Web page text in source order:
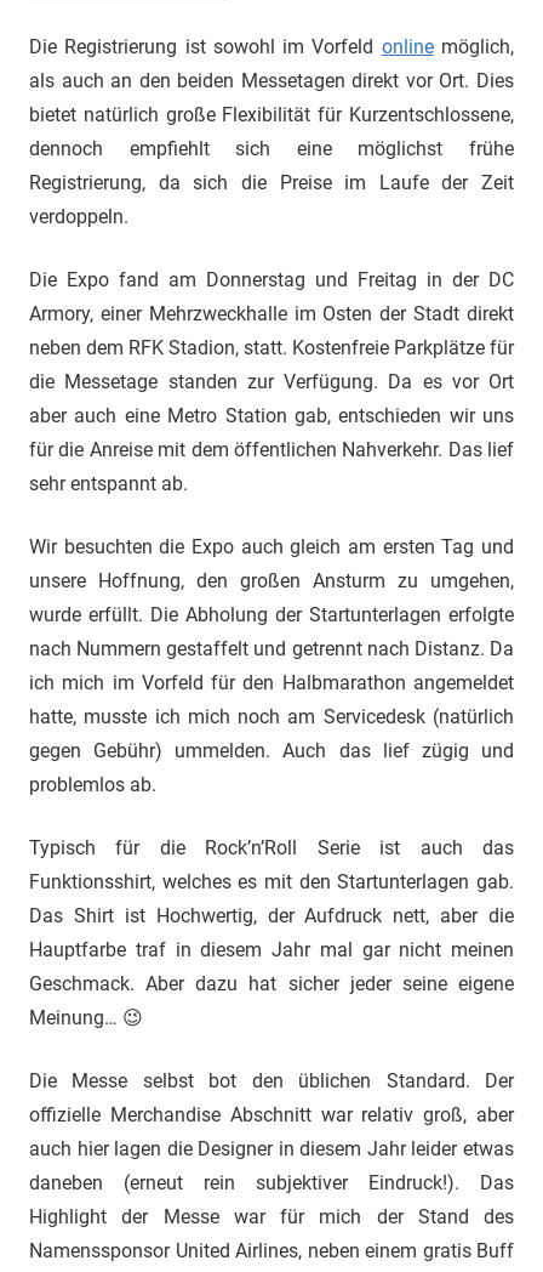
Die Registrierung ist sowohl im Vorfeld onlinemöglich,
als auch an den beiden Messetagen direkt vor Ort. Dies
bietet natürlich große Flexibilität für Kurzentschlossene,
dennoch empfiehlt sich eine möglichst frühe
Registrierung, da sich die Preise im Laufe der Zeit
verdoppeln.
Die Expo fand am Donnerstag und Freitag in der DC
Armory, einer Mehrzweckhalle im Osten der Stadt direkt
neben dem RFK Stadion, statt. Kostenfreie Parkplätze für
die Messetage standen zur Verfügung. Da es vor Ort
aber auch eine Metro Station gab, entschieden wir uns
für die Anreise mit dem öffentlichen Nahverkehr. Das lief
sehr entspannt ab.
Wir besuchten die Expo auch gleich am ersten Tag und
unsere Hoffnung, den großen Ansturm zu umgehen,
wurde erfüllt. Die Abholung der Startunterlagen erfolgte
nach Nummern gestaffelt und getrennt nach Distanz. Da
ich mich im Vorfeld für den Halbmarathon angemeldet
hatte, musste ich mich noch am Servicedesk (natürlich
gegen Gebühr) ummelden. Auch das lief zügig und
problemlos ab.
Typisch für die Rock’n’Roll Serie ist auch das
Funktionsshirt, welches es mit den Startunterlagen gab.
Das Shirt ist Hochwertig, der Aufdruck nett, aber die
Hauptfarbe traf in diesem Jahr mal gar nicht meinen
Geschmack. Aber dazu hat sicher jeder seine eigene
Meinung… 😉
Die Messe selbst bot den üblichen Standard. Der
offizielle Merchandise Abschnitt war relativ groß, aber
auch hier lagen die Designer in diesem Jahr leider etwas
daneben (erneut rein subjektiver Eindruck!). Das
Highlight der Messe war für mich der Stand des
Namenssponsor United Airlines, neben einem gratis Buff